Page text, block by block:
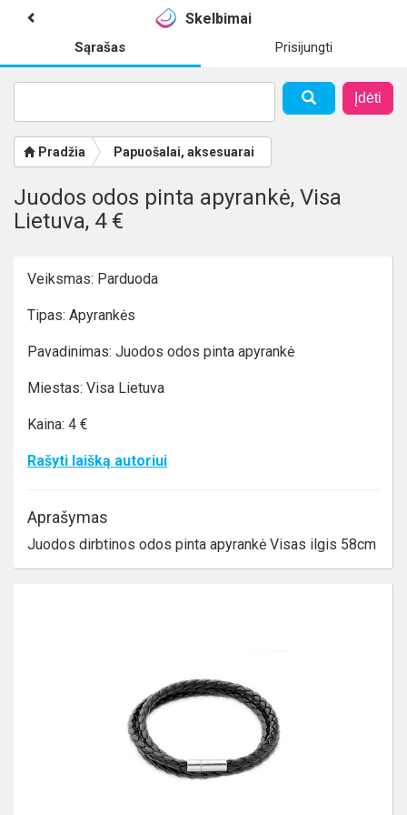
Skelbimai
Sąrašas Prisijungti
Įdėti
Pradžia Papuošalai, aksesuarai
Juodos odos pinta apyrankė, Visa
Lietuva, 4 €
Veiksmas: Parduoda
Tipas: Apyrankės
Pavadinimas: Juodos odos pinta apyrankė
Miestas: Visa Lietuva
Kaina: 4 €
Rašyti laišką autoriui
Aprašymas
Juodos dirbtinos odos pinta apyrankė Visas ilgis 58cm